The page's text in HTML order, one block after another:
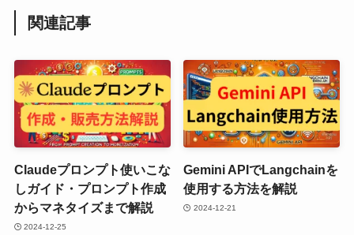
関連記事
Claudeプロンプト使いこな
しガイド・プロンプト作成
からマネタイズまで解説
2024-12-25
Gemini APIでLangchainを
使用する方法を解説
2024-12-21